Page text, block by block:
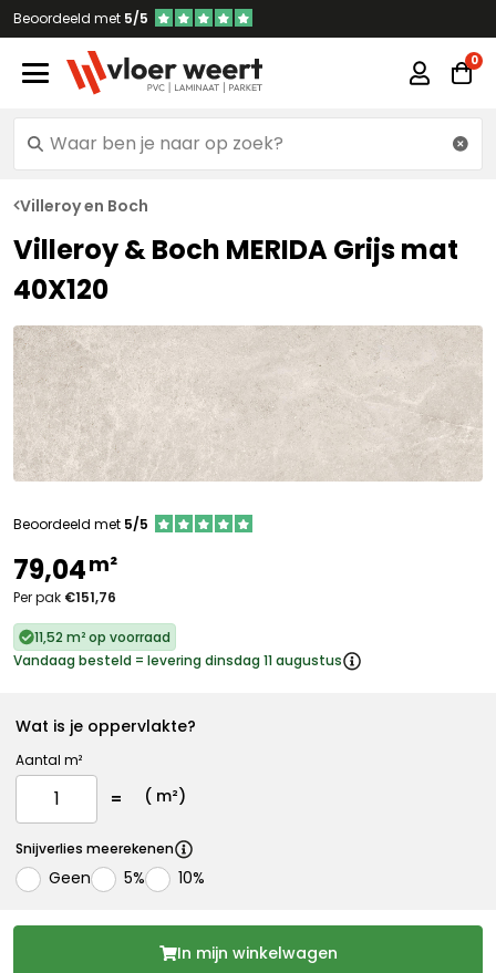
Beoordeeld met 5/5
Villeroy en Boch
Villeroy & Boch MERIDA Grijs mat
40X120
Beoordeeld met 5/5
79,04m²
Per pak €151,76
11,52 m² op voorraad
Vandaag besteld = levering dinsdag 11 augustus
Wat is je oppervlakte?
Aantal m²
( m²)
Snijverlies meerekenen
Geen 5% 10%
In mijn winkelwagen